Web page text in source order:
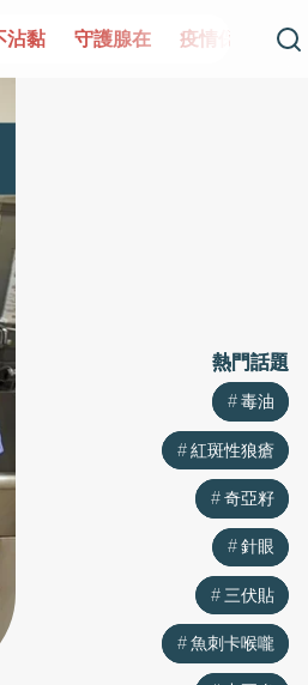
疫情保衛戰 再生醫學 愛的
熱門話題
毒油
紅斑性狼瘡
奇亞籽
針眼
三伏貼
魚刺卡喉嚨
熱門話題
毒油
紅斑性狼瘡
奇亞籽
針眼
三伏貼
魚刺卡喉嚨